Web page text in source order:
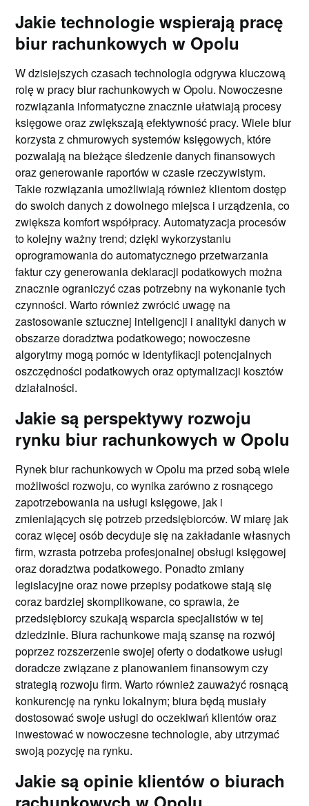
Jakie technologie wspierają pracę
biur rachunkowych w Opolu
W dzisiejszych czasach technologia odgrywa kluczową
rolę w pracy biur rachunkowych w Opolu. Nowoczesne
rozwiązania informatyczne znacznie ułatwiają procesy
księgowe oraz zwiększają efektywność pracy. Wiele biur
korzysta z chmurowych systemów księgowych, które
pozwalają na bieżące śledzenie danych finansowych
oraz generowanie raportów w czasie rzeczywistym.
Takie rozwiązania umożliwiają również klientom dostęp
do swoich danych z dowolnego miejsca i urządzenia, co
zwiększa komfort współpracy. Automatyzacja procesów
to kolejny ważny trend; dzięki wykorzystaniu
oprogramowania do automatycznego przetwarzania
faktur czy generowania deklaracji podatkowych można
znacznie ograniczyć czas potrzebny na wykonanie tych
czynności. Warto również zwrócić uwagę na
zastosowanie sztucznej inteligencji i analityki danych w
obszarze doradztwa podatkowego; nowoczesne
algorytmy mogą pomóc w identyfikacji potencjalnych
oszczędności podatkowych oraz optymalizacji kosztów
działalności.
Jakie są perspektywy rozwoju
rynku biur rachunkowych w Opolu
Rynek biur rachunkowych w Opolu ma przed sobą wiele
możliwości rozwoju, co wynika zarówno z rosnącego
zapotrzebowania na usługi księgowe, jak i
zmieniających się potrzeb przedsiębiorców. W miarę jak
coraz więcej osób decyduje się na zakładanie własnych
firm, wzrasta potrzeba profesjonalnej obsługi księgowej
oraz doradztwa podatkowego. Ponadto zmiany
legislacyjne oraz nowe przepisy podatkowe stają się
coraz bardziej skomplikowane, co sprawia, że
przedsiębiorcy szukają wsparcia specjalistów w tej
dziedzinie. Biura rachunkowe mają szansę na rozwój
poprzez rozszerzenie swojej oferty o dodatkowe usługi
doradcze związane z planowaniem finansowym czy
strategią rozwoju firm. Warto również zauważyć rosnącą
konkurencję na rynku lokalnym; biura będą musiały
dostosować swoje usługi do oczekiwań klientów oraz
inwestować w nowoczesne technologie, aby utrzymać
swoją pozycję na rynku.
Jakie są opinie klientów o biurach